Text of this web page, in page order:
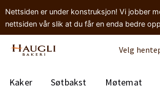
Nettsiden er under konstruksjon! Vi jobber
nettsiden vår slik at du får en enda bedre
Velg
Kaker Søtbakst Møtemat